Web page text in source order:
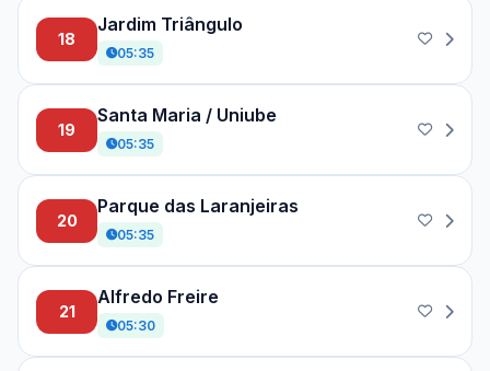
18
Jardim Triângulo
05:35
19
Santa Maria / Uniube
05:35
20
Parque das Laranjeiras
05:35
21
Alfredo Freire
05:30